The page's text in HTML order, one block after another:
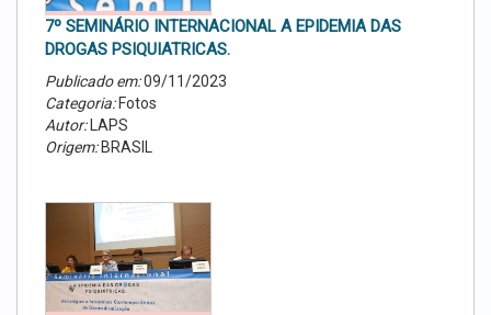
7º SEMINÁRIO INTERNACIONAL A EPIDEMIA DAS
DROGAS PSIQUIATRICAS.
Publicado em:09/11/2023
Categoria:Fotos
Autor:LAPS
Origem:BRASIL